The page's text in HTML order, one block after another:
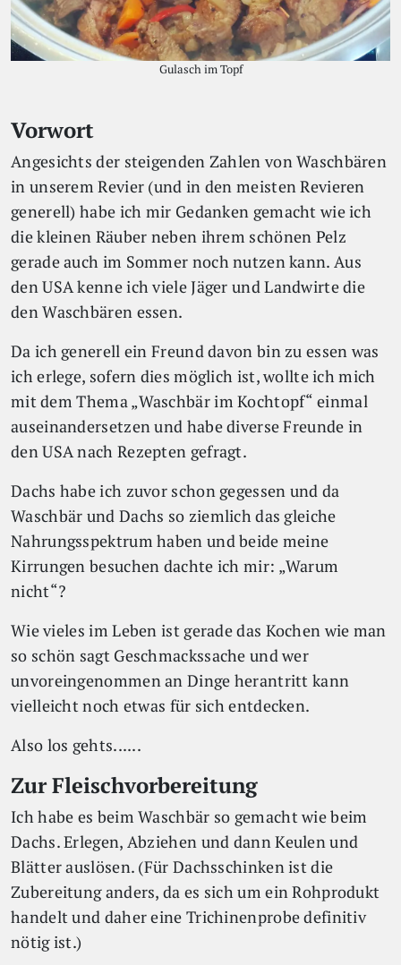
Gulasch im Topf
Vorwort
Angesichts der steigenden Zahlen von Waschbären
in unserem Revier (und in den meisten Revieren
generell) habe ich mir Gedanken gemacht wie ich
die kleinen Räuber neben ihrem schönen Pelz
gerade auch im Sommer noch nutzen kann. Aus
den USA kenne ich viele Jäger und Landwirte die
den Waschbären essen.
Da ich generell ein Freund davon bin zu essen was
ich erlege, sofern dies möglich ist, wollte ich mich
mit dem Thema „Waschbär im Kochtopf“ einmal
auseinandersetzen und habe diverse Freunde in
den USA nach Rezepten gefragt.
Dachs habe ich zuvor schon gegessen und da
Waschbär und Dachs so ziemlich das gleiche
Nahrungsspektrum haben und beide meine
Kirrungen besuchen dachte ich mir: „Warum
nicht“?
Wie vieles im Leben ist gerade das Kochen wie man
so schön sagt Geschmackssache und wer
unvoreingenommen an Dinge herantritt kann
vielleicht noch etwas für sich entdecken.
Also los gehts......
Zur Fleischvorbereitung
Ich habe es beim Waschbär so gemacht wie beim
Dachs. Erlegen, Abziehen und dann Keulen und
Blätter auslösen. (Für Dachsschinken ist die
Zubereitung anders, da es sich um ein Rohprodukt
handelt und daher eine Trichinenprobe definitiv
nötig ist.)